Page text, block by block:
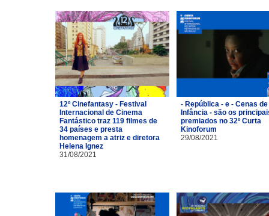
12º Cinefantasy - Festival
Internacional de Cinema
Fantástico traz 119 filmes de
34 países e presta
homenagem a atriz e diretora
Helena Ignez
31/08/2021
- República - e - Cenas de
Infância - são os
premiados no 32º Curta
Kinoforum
29/08/2021